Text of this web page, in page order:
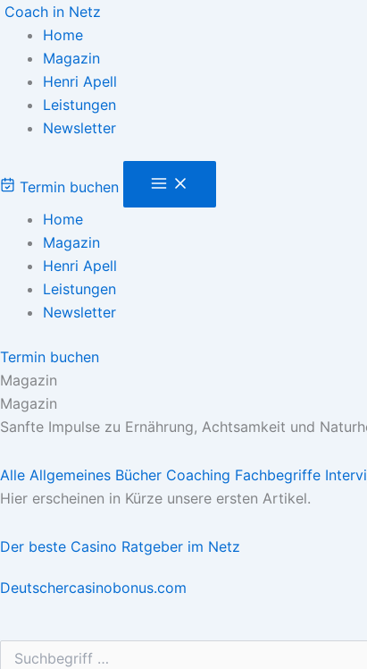
Coach in Netz
Home
Magazin
Henri Apell
Leistungen
Newsletter
Termin buchen
Home
Magazin
Henri Apell
Leistungen
Newsletter
Termin buchen
Magazin
Magazin
Sanfte Impulse zu Ernährung, Achtsamkeit und
Alle Allgemeines Bücher Coaching Fachbegriffe
Hier erscheinen in Kürze unsere ersten Artikel.
Der beste Casino Ratgeber im Netz
Deutschercasinobonus.com